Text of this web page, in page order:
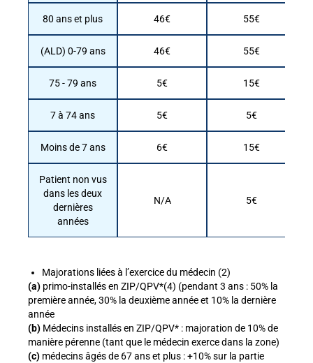
80 ans et plus 46€ 55€
(ALD) 0-79 ans 46€ 55€
75 - 79 ans 5€ 15€
7 à 74 ans 5€ 5€
Moins de 7 ans 6€ 15€
Patient non vus
dans les deux
dernières
années
N/A 5€
Majorations liées à l’exercice du médecin (2)
(a) primo-installés en ZIP/QPV*(4) (pendant 3 ans : 50% la
première année, 30% la deuxième année et 10% la dernière
année
(b) Médecins installés en ZIP/QPV* : majoration de 10% de
manière pérenne (tant que le médecin exerce dans la zone)
(c) médecins âgés de 67 ans et plus : +10% sur la partie